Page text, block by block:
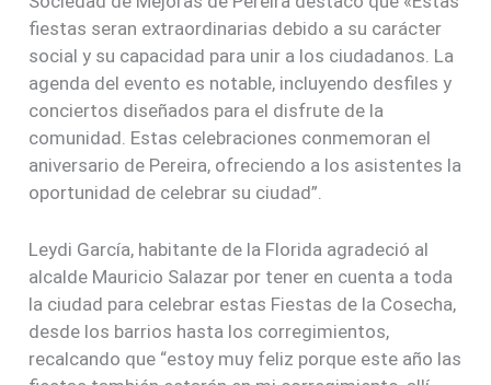
fiestas seran extraordinarias debido a su carácter
social y su capacidad para unir a los ciudadanos. La
agenda del evento es notable, incluyendo desfiles y
conciertos diseñados para el disfrute de la
comunidad. Estas celebraciones conmemoran el
aniversario de Pereira, ofreciendo a los asistentes la
oportunidad de celebrar su ciudad”.
Leydi García, habitante de la Florida agradeció al
alcalde Mauricio Salazar por tener en cuenta a toda
la ciudad para celebrar estas Fiestas de la Cosecha,
desde los barrios hasta los corregimientos,
recalcando que “estoy muy feliz porque este año las